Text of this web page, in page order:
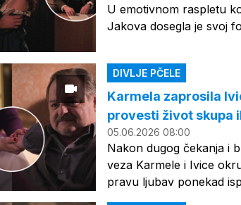
U emotivnom raspletu
Jakova dosegla je svoj
DIVLJE PČELE
Karmela zaprosila
provesti život skupa
05.06.2026 08:00
Nakon dugog čekanja i
veza Karmele i Ivice
pravu ljubav ponekad